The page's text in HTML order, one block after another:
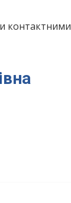
контактними